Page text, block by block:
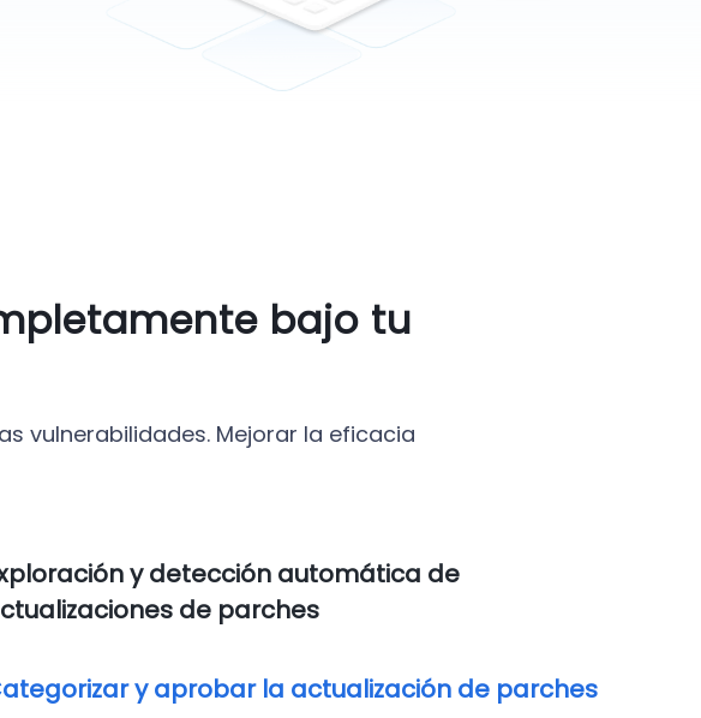
bajo tu
vulnerabilidades. Mejorar la eficacia
y detección automática de
de parches
y aprobar la actualización de parches